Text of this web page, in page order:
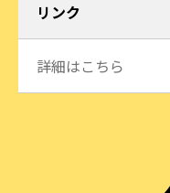
リンク
詳細はこちら